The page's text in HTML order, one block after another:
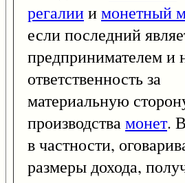
регалииимонетный
если последний
предпринимателем и
ответственность за
материальную
производствамонет.
в частности,
размеры дохода,